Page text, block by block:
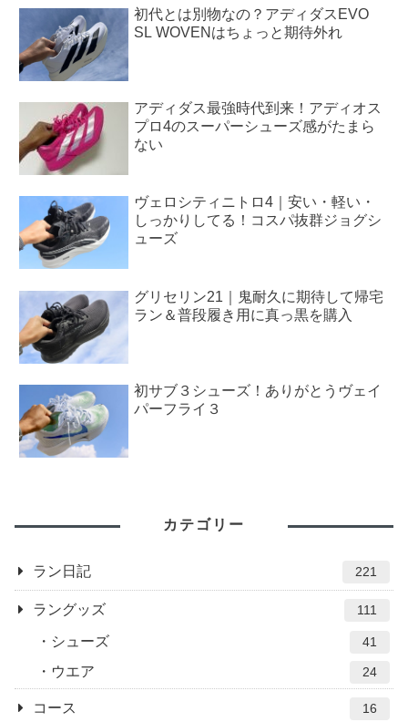
初代とは別物なの？アディダスEVO
SL WOVENはちょっと期待外れ
アディダス最強時代到来！アディオス
プロ4のスーパーシューズ感がたまら
ない
ヴェロシティニトロ4｜安い・軽い・
しっかりしてる！コスパ抜群ジョグシ
ューズ
グリセリン21｜鬼耐久に期待して帰宅
ラン＆普段履き用に真っ黒を購入
初サブ３シューズ！ありがとうヴェイ
パーフライ３
カテゴリー
ラン日記 221
ラングッズ 111
シューズ 41
ウエア 24
コース 16